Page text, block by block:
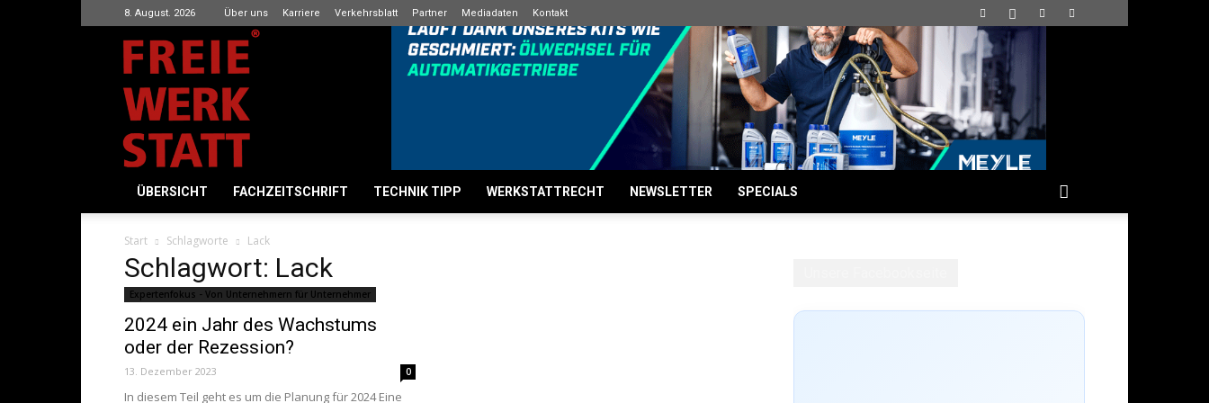
8. August. 2026 Über uns Karriere Verkehrsblatt Partner Mediadaten Kontakt
Freie
Werkstatt
ÜBERSICHT FACHZEITSCHRIFT TECHNIK TIPP WERKSTATTRECHT NEWSLETTER SPECIALS
Start Schlagworte Lack
Schlagwort: Lack
Expertenfokus - Von Unternehmern für Unternehmer
2024 ein Jahr des Wachstums
oder der Rezession?
13. Dezember 2023 0
In diesem Teil geht es um die Planung für 2024 Eine